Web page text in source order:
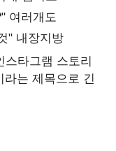
스타그램 스토리
는 제목으로 긴